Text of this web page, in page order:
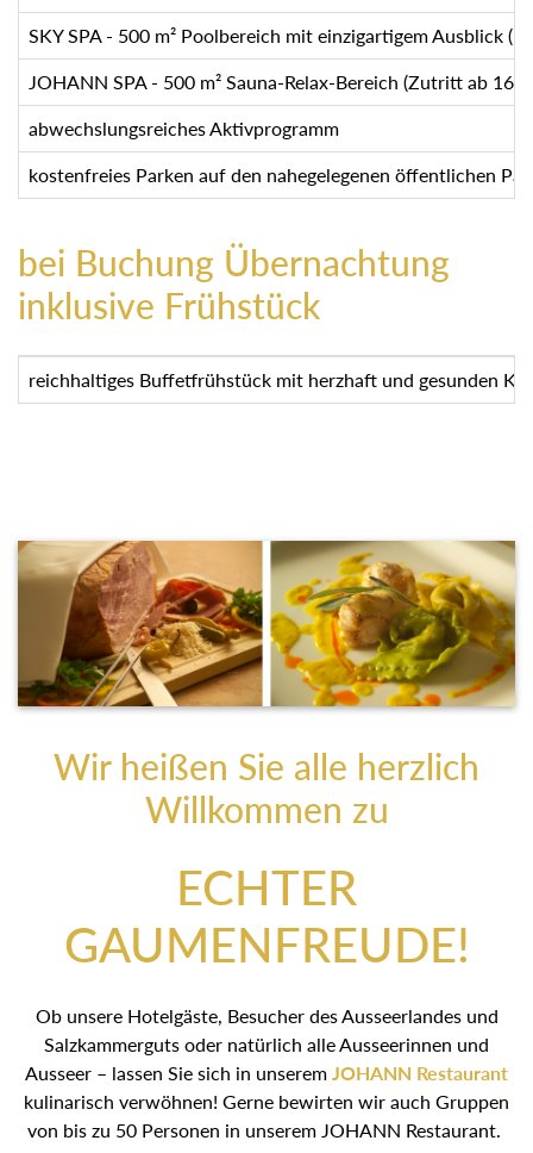
SKY SPA - 500 m² Poolbereich mit einzigartigem
JOHANN SPA - 500 m² Sauna-Relax-Bereich (Zutritt ab
abwechslungsreiches Aktivprogramm
kostenfreies Parken auf den nahegelegenen öffentlichen
bei Buchung Übernachtung
inklusive Frühstück
reichhaltiges Buffetfrühstück mit herzhaft und gesunden
Wir heißen Sie alle herzlich
Willkommen zu
ECHTER
GAUMENFREUDE!
Ob unsere Hotelgäste, Besucher des Ausseerlandes und
Salzkammerguts oder natürlich alle Ausseerinnen und
Ausseer – lassen Sie sich in unseremJOHANN
Restaurantkulinarisch verwöhnen! Gerne bewirten wir
auch Gruppen von bis zu 50 Personen in unserem